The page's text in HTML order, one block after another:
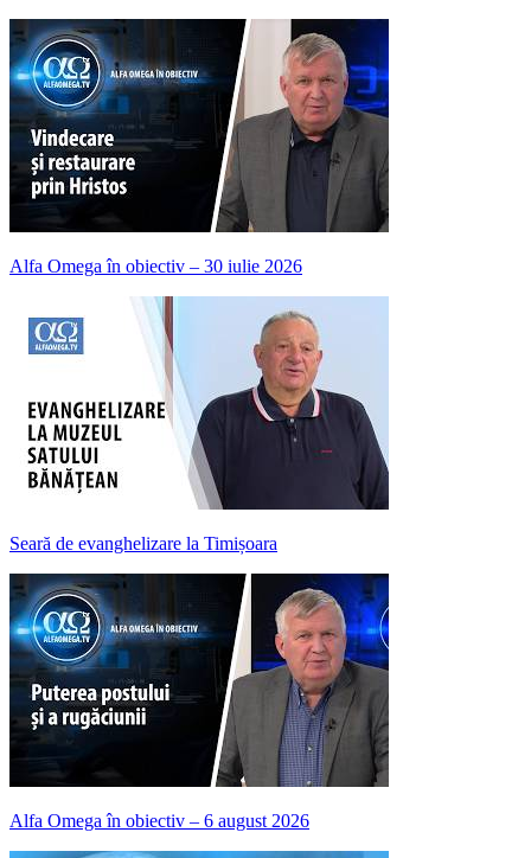
Alfa Omega în obiectiv – 30 iulie 2026
Seară de evanghelizare la Timișoara
Alfa Omega în obiectiv – 6 august 2026